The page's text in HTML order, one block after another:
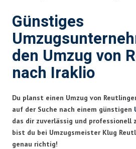
Günstiges
den Umzug von
nach Iraklio
Du planst einen Umzug von
auf der Suche nach einem günstigen
das dir zuverlässig und professionell
bist du bei Umzugsmeister Klug
genau richtig!